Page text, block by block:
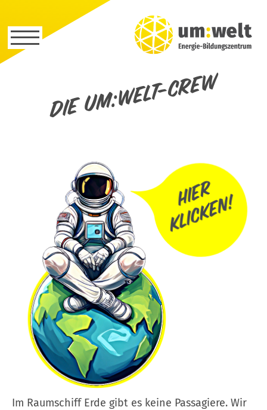
Die um:welt-Crew
Im Raumschiff Erde gibt es keine Passagiere. Wir